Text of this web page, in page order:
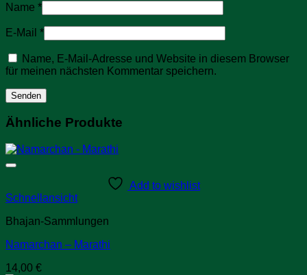
Name *
E-Mail *
Name, E-Mail-Adresse und Website in diesem Browser
für meinen nächsten Kommentar speichern.
Ähnliche Produkte
Add to wishlist
Schnellansicht
Bhajan-Sammlungen
Namarchan – Marathi
14,00 €